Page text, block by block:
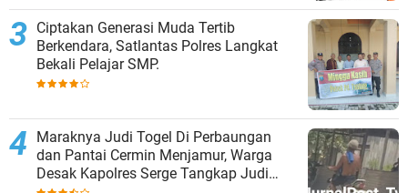
Ciptakan Generasi Muda Tertib
Berkendara, Satlantas Polres Langkat
Bekali Pelajar SMP.
Maraknya Judi Togel Di Perbaungan
dan Pantai Cermin Menjamur, Warga
Desak Kapolres Serge Tangkap Judi